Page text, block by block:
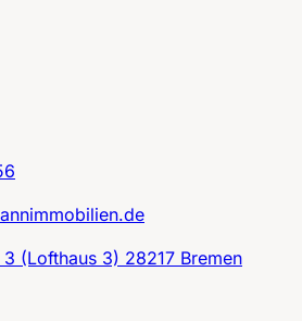
(Lofthaus 3) 28217 Bremen